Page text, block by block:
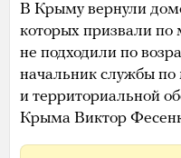
В Крыму вернули
которых призвали по
не подходили по
начальник службы по
и территориальной
Крыма Виктор